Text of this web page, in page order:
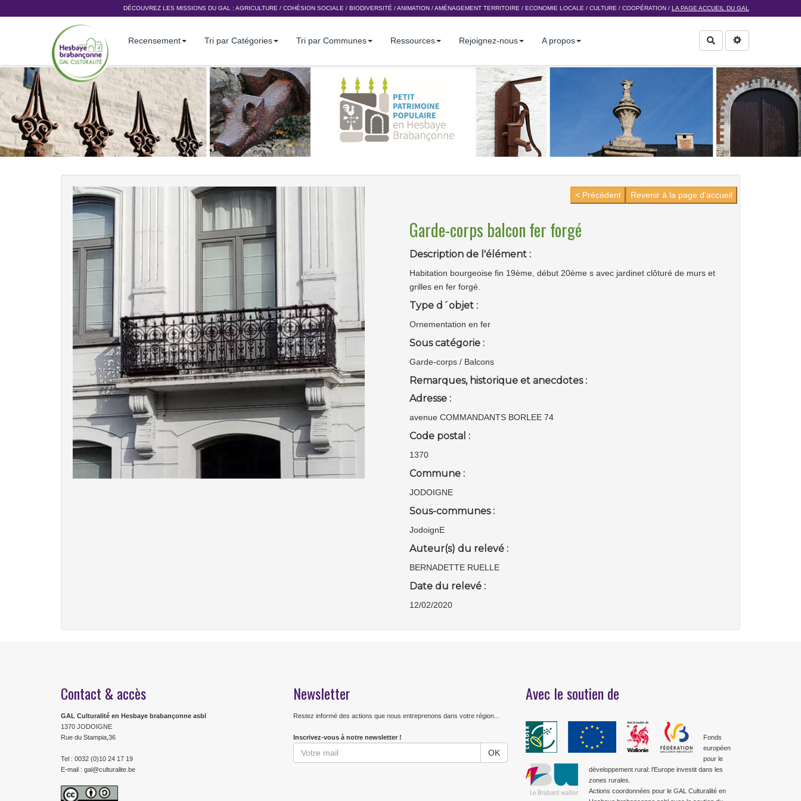
DÉCOUVREZ LES MISSIONS DU GAL : AGRICULTURE / COHÉSION SOCIALE / BIODIVERSITÉ /ANIMATION /AMÉNAGEMENT TERRITOIRE / ECONOMIE LOCALE / CULTURE / COOPÉRATION / LA PAGE ACCUEIL DU GAL
Recensement Tri par Catégories Tri par Communes Ressources Rejoignez-nous A propos Rechercher
Revenir à la page d'accueil
< Précédent
Garde-corps balcon fer forgé
Description de l'élément :
Habitation bourgeoise fin 19ème, début 20ème s avec jardinet clôturé de murs et
grilles en fer forgé.
Type d´objet :
Ornementation en fer
Sous catégorie :
Garde-corps / Balcons
Remarques, historique et anecdotes :
Adresse :
avenue COMMANDANTS BORLEE 74
Code postal :
1370
Commune :
JODOIGNE
Sous-communes :
JodoignE
Auteur(s) du relevé :
BERNADETTE RUELLE
Date du relevé :
12/02/2020
Contact & accès
GAL Culturalité en Hesbaye brabançonne asbl
1370 JODOIGNE
Rue du Stampia,36
Tel : 0032 (0)10 24 17 19
E-mail : gal@culturalite.be
Newsletter
Restez informé des actions que nous entreprenons dans votre région...
Inscrivez-vous à notre newsletter !
Avec le soutien de
Fonds
européen
pour le
développement rural: l'Europe investit dans les
zones rurales.
Actions coordonnées pour le GAL Culturalité en